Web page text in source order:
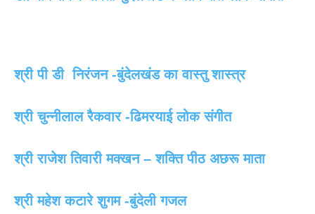
श्री पी डी निरंजन -बुंदेलखंड का वास्तु शास्त्र
श्री चुन्नीलाल रैकवार -ढिमरयाई लोक संगीत
श्री राजेश तिवारी मक्खन – शक्ति पीठ अछरू माता
श्री महेश कटारे शुगम -बुंदेली गजल